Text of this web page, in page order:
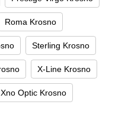
Roma Krosno
Sterling Krosno
X-Line Krosno
Xno Optic Krosno